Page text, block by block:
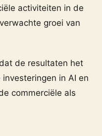
activiteiten in de
groei van
de resultaten het
in AI en
commerciële als